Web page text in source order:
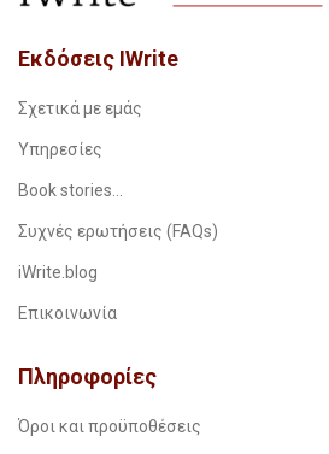
Εκδόσεις IWrite
Σχετικά με εμάς
Υπηρεσίες
Book stories…
Συχνές ερωτήσεις (FAQs)
iWrite.blog
Επικοινωνία
Πληροφορίες
Όροι και προϋποθέσεις